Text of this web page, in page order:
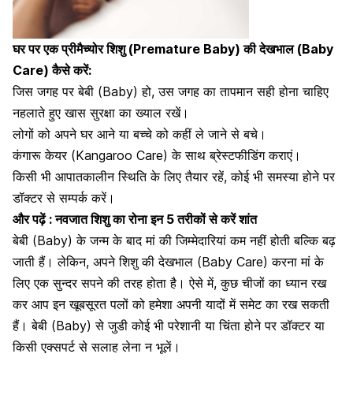
घर पर एक प्रीमैच्योर शिशु (Premature Baby) की देखभाल (Baby
Care) कैसे करें:
जिस जगह पर बेबी (Baby) हो, उस जगह का तापमान सही होना चाहिए
नहलाते हुए खास सुरक्षा का ख्याल रखें।
लोगों को अपने घर आने या बच्चे को कहीं ले जाने से बचे।
कंगारू केयर (Kangaroo Care) के साथब्रेस्टफीडिंग कराएं।
किसी भी आपातकालीन स्थिति के लिए तैयार रहें, कोई भी समस्या होने पर
डॉक्टर से सम्पर्क करें।
और पढ़ें :नवजात शिशु का रोना इन 5 तरीकों से करें शांत
बेबी (Baby) के जन्म के बाद मां की जिम्मेदारियां कम नहीं होती बल्कि बढ़
जाती हैं। लेकिन, अपने शिशु की देखभाल (Baby Care) करना मां के
लिए एक सुन्दर सपने की तरह होता है। ऐसे में, कुछ चीजों का ध्यान रख
कर आप इन खूबसूरत पलों को हमेशा अपनी यादों में समेट का रख सकती
हैं। बेबी (Baby) से जुडी कोई भी परेशानी या चिंता होने पर डॉक्टर या
किसीएक्सपर्ट से सलाह लेना न भूलें।